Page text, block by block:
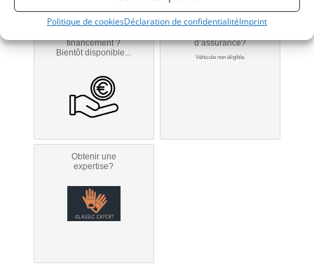
Politique de cookiesDéclaration de confidentialitéImprint
financement ?
Bientôt disponible...
d’assurance?
Véhicule non éligible.
Obtenir une
expertise?